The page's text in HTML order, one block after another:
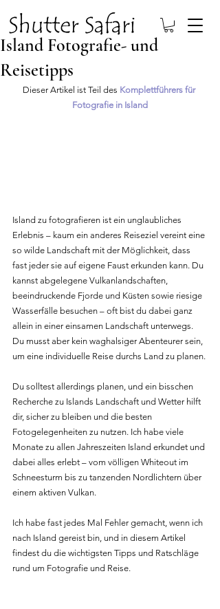
Island Fotografie- und
Reisetipps
Dieser Artikel ist Teil des Komplettführers für
Fotografie in Island
Island zu fotografieren ist ein unglaubliches
Erlebnis – kaum ein anderes Reiseziel vereint eine
so wilde Landschaft mit der Möglichkeit, dass
fast jeder sie auf eigene Faust erkunden kann. Du
kannst abgelegene Vulkanlandschaften,
beeindruckende Fjorde und Küsten sowie riesige
Wasserfälle besuchen – oft bist du dabei ganz
allein in einer einsamen Landschaft unterwegs.
Du musst aber kein waghalsiger Abenteurer sein,
um eine individuelle Reise durchs Land zu planen.
Du solltest allerdings planen, und ein bisschen
Recherche zu Islands Landschaft und Wetter hilft
dir, sicher zu bleiben und die besten
Fotogelegenheiten zu nutzen. Ich habe viele
Monate zu allen Jahreszeiten Island erkundet und
dabei alles erlebt – vom völligen Whiteout im
Schneesturm bis zu tanzenden Nordlichtern über
einem aktiven Vulkan.
Ich habe fast jedes Mal Fehler gemacht, wenn ich
nach Island gereist bin, und in diesem Artikel
findest du die wichtigsten Tipps und Ratschläge
rund um Fotografie und Reise.